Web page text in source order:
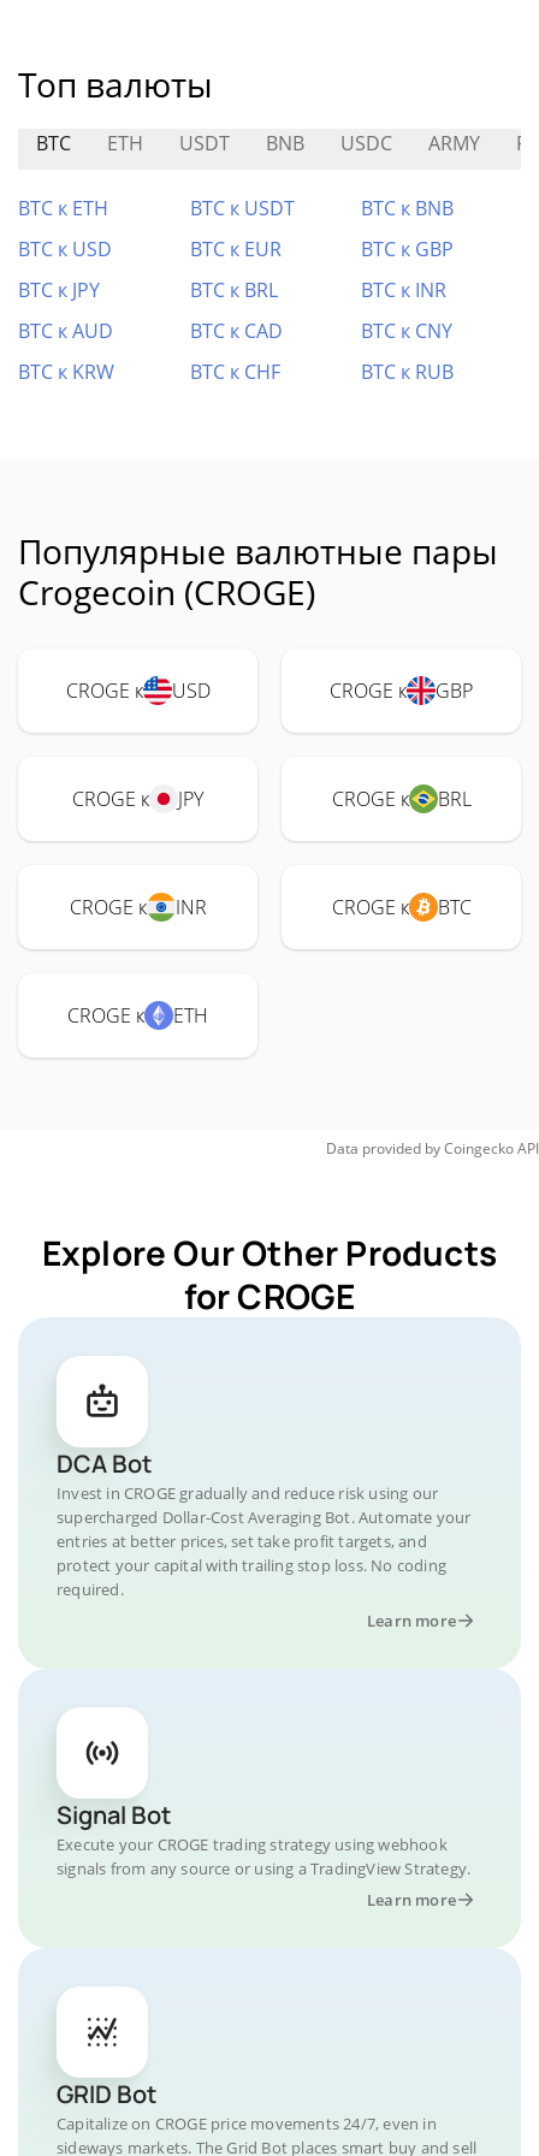
Топ валюты
BTC ETH USDT BNB USDC ARMY
BTC к ETH BTC к USDT
BTC к BNB
BTC к USD
BTC к EUR
BTC к GBP
BTC к JPY
BTC к BRL
BTC к INR
BTC к AUD
BTC к CAD
BTC к CNY
BTC к KRW
BTC к CHF BTC к RUB
Популярные валютные пары
Crogecoin (CROGE)
CROGE к USD CROGE к GBP
CROGE к JPY CROGE к BRL
CROGE к INR CROGE к BTC
CROGE к ETH
Data provided byCoingeckoAPI
Explore Our Other Products
for CROGE
DCA Bot
Invest in CROGE gradually and reduce risk using our
supercharged Dollar-Cost Averaging Bot. Automate your
entries at better prices, set take profit targets, and
protect your capital with trailing stop loss. No coding
required.
Learn more
Signal Bot
Execute your CROGE trading strategy using webhook
signals from any source or using a TradingView Strategy.
Learn more
GRID Bot
Capitalize on CROGE price movements 24/7, even in
sideways markets. The Grid Bot places smart buy and sell